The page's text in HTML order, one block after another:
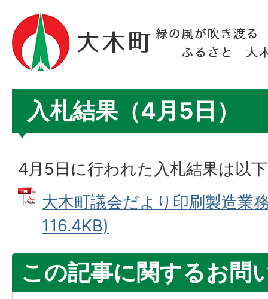
入札結果（4月5日）
4月5日に行われた入札結果は以
大木町議会だより印刷製造業
116.4KB)
この記事に関するお問